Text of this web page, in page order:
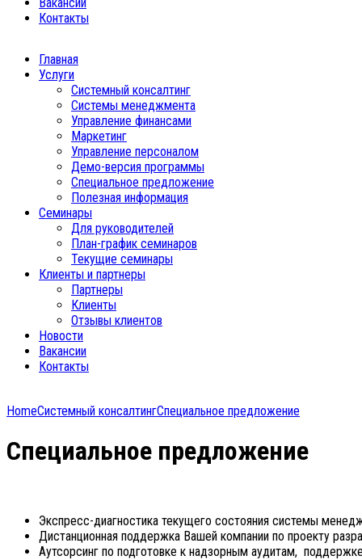
Контакты
Главная
Услуги
Системный консалтинг
Системы менеджмента
Управление финансами
Маркетинг
Управление персоналом
Демо-версия программы
Специальное предложение
Полезная информация
Семинары
Для руководителей
План-график семинаров
Текущие семинары
Клиенты и партнеры
Партнеры
Клиенты
Отзывы клиентов
Новости
Вакансии
Контакты
HomeСистемный консалтингСпециальное предложение
Специальное предложение
Экспресс-диагностика текущего состояния системы
Дистанционная поддержка Вашей компании по проекту
Аутсорсинг по подготовке к надзорным аудитам,